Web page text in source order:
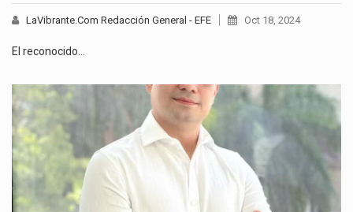
LaVibrante.Com Redacción General - EFE Oct 18, 2024
El reconocido…